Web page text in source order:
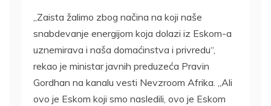
„Zaista žalimo zbog načina na koji naše
snabdevanje energijom koja dolazi iz Eskom-a
uznemirava i naša domaćinstva i privredu“,
rekao je ministar javnih preduzeća Pravin
Gordhan na kanalu vesti Nevzroom Afrika. „Ali
ovo je Eskom koji smo nasledili, ovo je Eskom